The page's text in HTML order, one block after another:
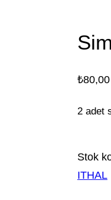
₺80,00
2 adet
Stok
ITHAL